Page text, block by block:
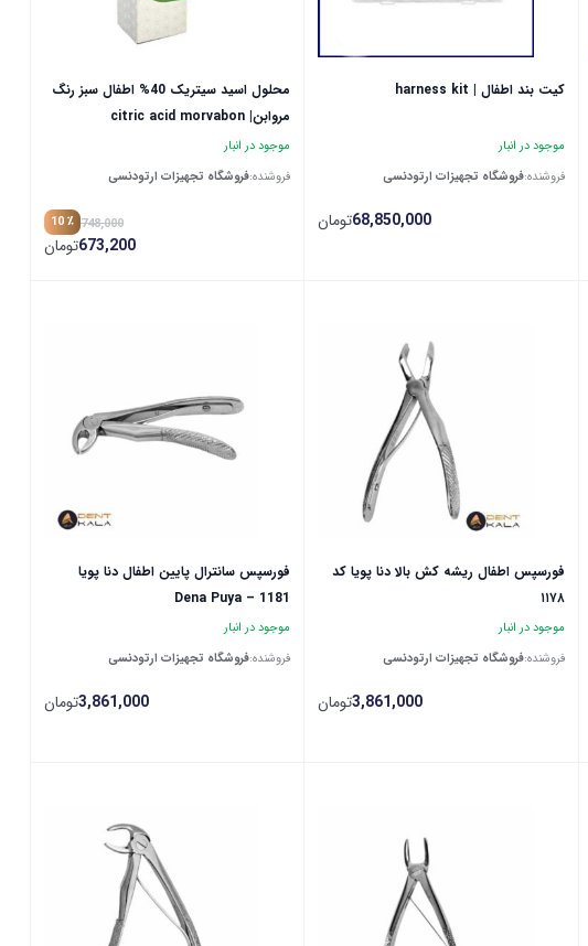
كيت بند اطفال | harness kit
موجود در انبار
فروشنده:فروشگاه تجهیزات ارتودنسی
68,850,000تومان
محلول اسید سیتریک 40% اطفال سبز رنگ
مروابن| citric acid morvabon
موجود در انبار
فروشنده:فروشگاه تجهیزات ارتودنسی
748,000 ٪ 10
673,200تومان
فورسپس‌ اطفال ریشه کش بالا دنا پویا کد
۱۱۷۸
موجود در انبار
فروشنده:فروشگاه تجهیزات ارتودنسی
3,861,000تومان
فورسپس سانترال پایین اطفال دنا پویا
Dena Puya – 1181
موجود در انبار
فروشنده:فروشگاه تجهیزات ارتودنسی
3,861,000تومان